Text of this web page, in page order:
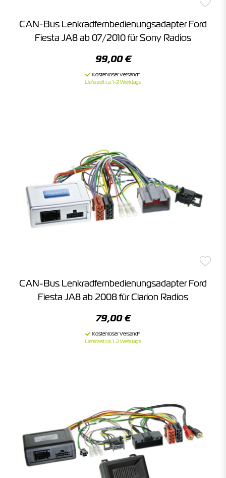
CAN-Bus Lenkradfernbedienungsadapter Ford
Fiesta JA8 ab 07/2010 für Sony Radios
99,00 €
Lieferzeit ca. 1-2 Werktage
CAN-Bus Lenkradfernbedienungsadapter Ford
Fiesta JA8 ab 2008 für Clarion Radios
79,00 €
Lieferzeit ca. 1-2 Werktage